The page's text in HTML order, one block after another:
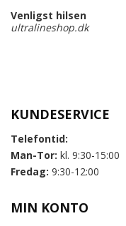
Venligst hilsen
ultralineshop.dk
KUNDESERVICE
Telefontid:
Man-Tor: kl. 9:30-15:00
Fredag: 9:30-12:00
MIN KONTO